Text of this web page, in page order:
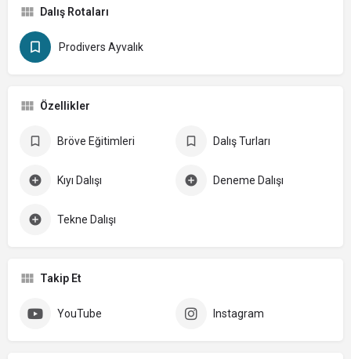
Dalış Rotaları
Prodivers Ayvalık
Özellikler
Bröve Eğitimleri Dalış Turları
Kıyı Dalışı Deneme Dalışı
Tekne Dalışı
Takip Et
YouTube Instagram